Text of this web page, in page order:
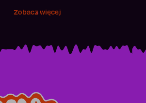
Zobacz więcej